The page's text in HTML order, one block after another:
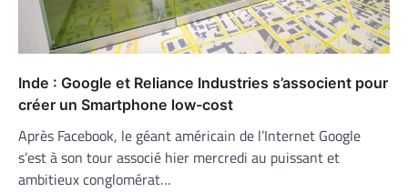
Inde : Google et Reliance Industries s’associent pour
créer un Smartphone low-cost
Après Facebook, le géant américain de l’Internet Google
s’est à son tour associé hier mercredi au puissant et
ambitieux conglomérat…